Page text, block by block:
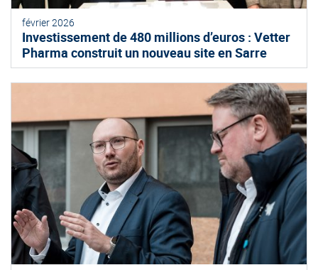
février 2026
Investissement de 480 millions d’euros : Vetter
Pharma construit un nouveau site en Sarre